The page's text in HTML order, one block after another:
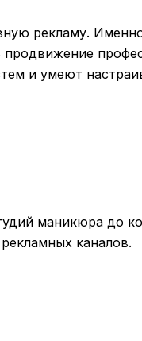
рекламу.
и умеют
маникюра до
каналов.